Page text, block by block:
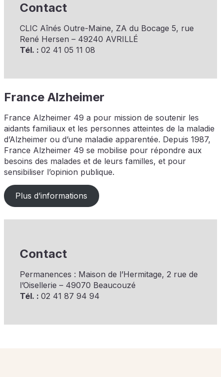
Contact
CLIC Aînés Outre-Maine, ZA du Bocage 5, rue
René Hersen – 49240 AVRILLÉ
Tél. : 02 41 05 11 08
France Alzheimer
France Alzheimer 49 a pour mission de soutenir les
aidants familiaux et les personnes atteintes de la maladie
d’Alzheimer ou d’une maladie apparentée. Depuis 1987,
France Alzheimer 49 se mobilise pour répondre aux
besoins des malades et de leurs familles, et pour
sensibiliser l’opinion publique.
Plus d’informations
Contact
Permanences : Maison de l’Hermitage, 2 rue de
l’Oisellerie – 49070 Beaucouzé
Tél. : 02 41 87 94 94